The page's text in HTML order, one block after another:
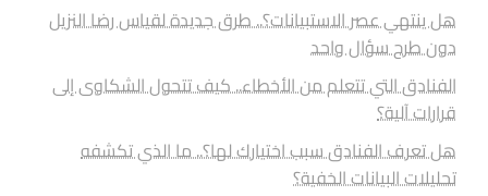
هل ينتهي عصر الاستبيانات؟.. طرق جديدة لقياس رضا النزيل
دون طرح سؤال واحد
الفنادق التي تتعلم من الأخطاء.. كيف تتحول الشكاوى إلى
قرارات آلية؟
هل تعرف الفنادق سبب اختيارك لها؟.. ما الذي تكشفه
تحليلات البيانات الخفية؟